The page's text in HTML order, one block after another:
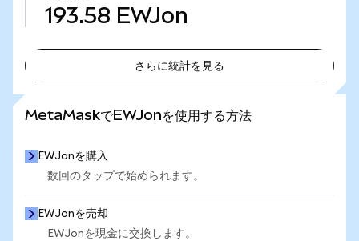
193.58 EWJon
さらに統計を見る
MetaMaskでEWJonを使用する方法
EWJonを購入
数回のタップで始められます。
EWJonを売却
EWJonを現金に交換します。